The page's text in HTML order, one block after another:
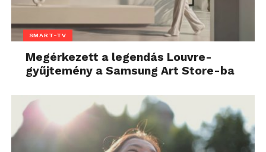
SMART-TV
Megérkezett a legendás Louvre-
gyűjtemény a Samsung Art Store-ba